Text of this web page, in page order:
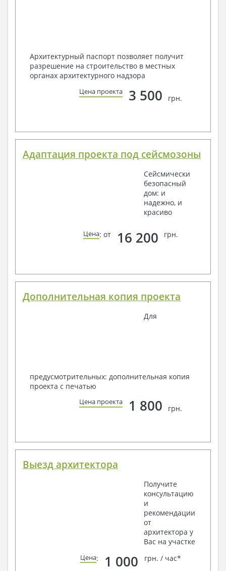
Архитектурный паспорт позволяет получит
разрешение на строительство в местных
органах архитектурного надзора
Цена проекта 3 500 грн.
Адаптация проекта под сейсмозоны
Сейсмически
безопасный
дом: и
надежно, и
красиво
Цена: от 16 200 грн.
Дополнительная копия проекта
Для
предусмотрительных: дополнительная копия
проекта с печатью
Цена проекта 1 800 грн.
Выезд архитектора
Получите
консультацию
и
рекомендации
от
архитектора у
Вас на участке
Цена: 1 000 грн. / час*